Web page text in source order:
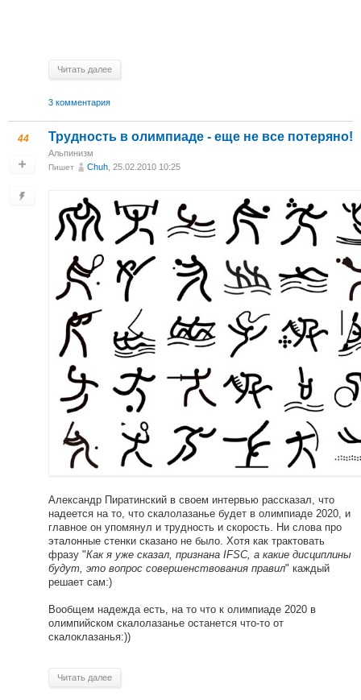
Читать далее
3 комментария
44 Трудность в олимпиаде - еще не все потеряно!
Альпинизм
Пишет Chuh , 25.02.2010 10:25
Александр Пиратинский в своем интервью рассказал, что
надеется на то, что скалолазанье будет в олимпиаде 2020, и
главное он упомянул и трудность и скорость. Ни слова про
эталонные стенки сказано не было. Хотя как трактовать
фразу "Как я уже сказал, признана IFSC, а какие дисциплины
будут, это вопрос совершенствования правил" каждый
решает сам:)
Вообщем надежда есть, на то что к олимпиаде 2020 в
олимпийском скалолазанье останется что-то от
скалоклазанья:))
Читать далее